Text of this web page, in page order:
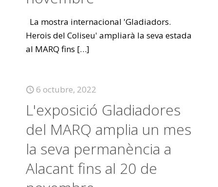
La mostra internacional 'Gladiadors.
Herois del Coliseu' ampliarà la seva estada
al MARQ fins […]
6 octubre, 2022
L'exposició Gladiadores
del MARQ amplia un mes
la seva permanència a
Alacant fins al 20 de